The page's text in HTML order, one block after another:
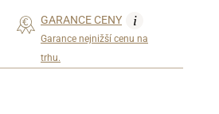
GARANCE CENY i
Garance nejnižší cenu na
trhu.